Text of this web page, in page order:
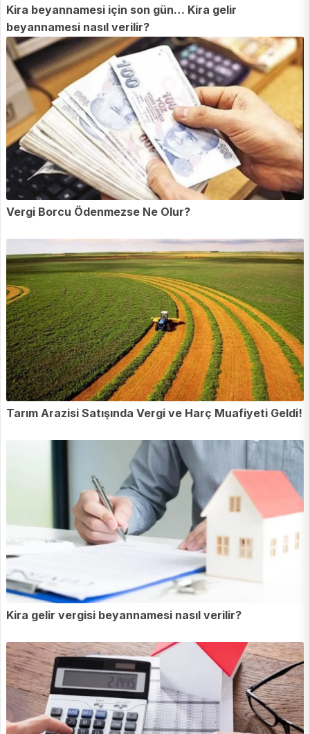
Kira beyannamesi için son gün… Kira gelir
beyannamesi nasıl verilir?
Vergi Borcu Ödenmezse Ne Olur?
Tarım Arazisi Satışında Vergi ve Harç Muafiyeti Geldi!
Kira gelir vergisi beyannamesi nasıl verilir?